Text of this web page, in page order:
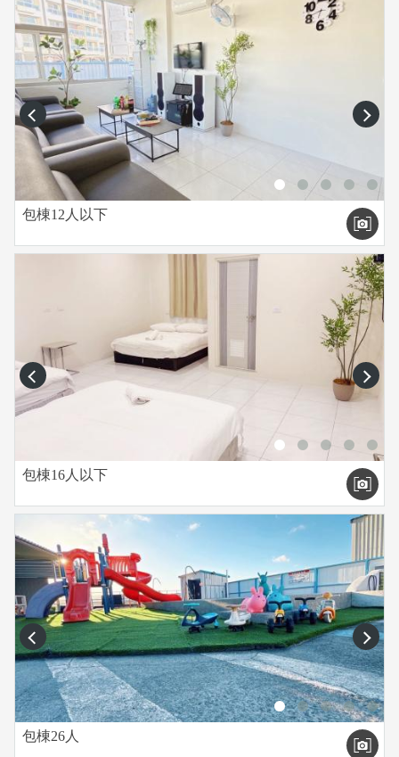
【升級設備】
* 沙坑，附沙坑專屬玩具
* 大型游泳池+各類造型泳圈
* 歡唱卡拉OK
* 麻將桌+麻將
* DIY廚房（可開火）
（以上均免費提供，請客人愛惜，如蓄意破壞請原價賠償）
【訂房規則】
（1）請事先來電確認或預約。
（2）經電話訂房確認OK後，請於訂房後3日內匯訂金(房價的
50%)，若於保留時間內未收到匯款訂金則將取消訂房，並且不
（4）我們於收到訂金後，將為您保留房間，餘款到付。
（5）民宿現場我們會提供很多免費設施跟物品讓客人使用，所
以我們會預收$3000押金，隔天退房會現場清點，沒問題，押金
立即退還（***若為器材裝潢設備毀損請造價賠償***）
（6）住宿旅客請維持環境基本清潔，若有蛋糕飲料等...造成污
【注意事項】
(為維護下一位旅客權益，房務人員會準時清潔民宿，所以不得
超時退房)。
※屋內傢俱沐浴設備、電器、擺設、房門鑰匙...等，皆為本民
宿之財產，若有破壞，照市價賠償。
．外出時請務必攜帶鑰匙，並妥善保管好鑰匙，遺失時須支付
手續費新台幣$500元整。
．個人貴重物品，請自行妥善保管，如有遺失，恕不負責，敬
請見諒。
※室內全面禁止飲酒、吸煙、嚼檳榔。
▲因6～10月為恆春墾丁旅遊旺季，旅客流量大，水電使用量頻
繁，難免出現水電供給不足的狀況，若貴賓入住時發現用水用
prev next
包棟12人以下
prev next
包棟16人以下
prev next
包棟26人